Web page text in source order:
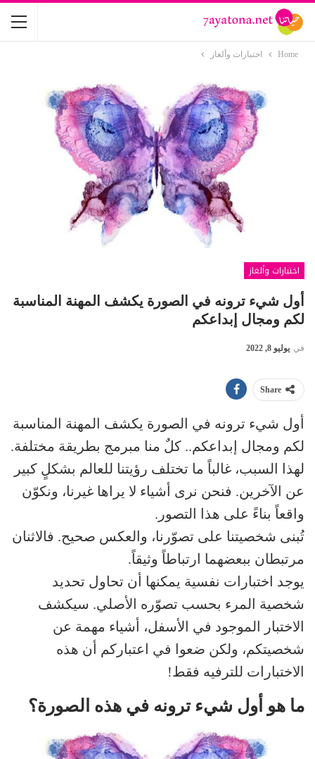
Home اختبارات وألغاز
اختبارات وألغاز
أول شيء ترونه في الصورة يكشف المهنة المناسبة
لكم ومجال إبداعكم
في يوليو 8, 2022
Share
أول شيء ترونه في الصورة يكشف المهنة المناسبة
لكم ومجال إبداعكم.. كلٌ منا مبرمج بطريقة مختلفة.
لهذا السبب، غالباً ما تختلف رؤيتنا للعالم بشكلٍ كبير
عن الآخرين. فنحن نرى أشياء لا يراها غيرنا، ونكوّن
واقعاً بناءً على هذا التصور.
تُبنى شخصيتنا على تصوّرنا، والعكس صحيح. فالاثنان
مرتبطان ببعضهما ارتباطاً وثيقاً.
يوجد اختبارات نفسية يمكنها أن تحاول تحديد
شخصية المرء بحسب تصوّره الأصلي. سيكشف
الاختبار الموجود في الأسفل، أشياء مهمة عن
شخصيتكم، ولكن ضعوا في اعتباركم أن هذه
الاختبارات للترفيه فقط!
ما هو أول شيء ترونه في هذه الصورة؟